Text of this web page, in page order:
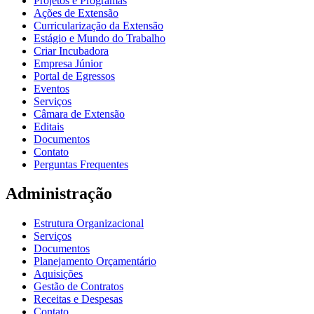
Ações de Extensão
Curricularização da Extensão
Estágio e Mundo do Trabalho
Criar Incubadora
Empresa Júnior
Portal de Egressos
Eventos
Serviços
Câmara de Extensão
Editais
Documentos
Contato
Perguntas Frequentes
Administração
Estrutura Organizacional
Serviços
Documentos
Planejamento Orçamentário
Aquisições
Gestão de Contratos
Receitas e Despesas